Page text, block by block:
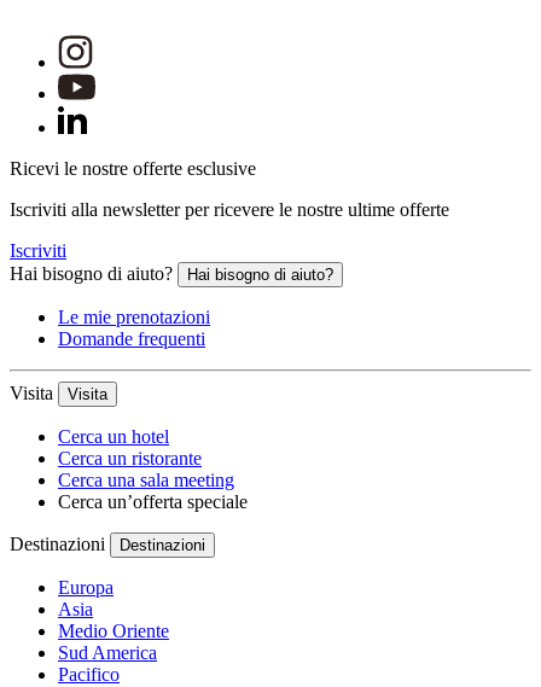
Ricevi le nostre offerte esclusive
Iscriviti alla newsletter per ricevere le nostre ultime offerte
Iscriviti
Hai bisogno di aiuto?
Hai bisogno di aiuto?
Le mie prenotazioni
Domande frequenti
Visita Visita
Cerca un hotel
Cerca un ristorante
Cerca una sala meeting
Cerca un’offerta speciale
Destinazioni Destinazioni
Europa
Asia
Medio Oriente
Sud America
Pacifico